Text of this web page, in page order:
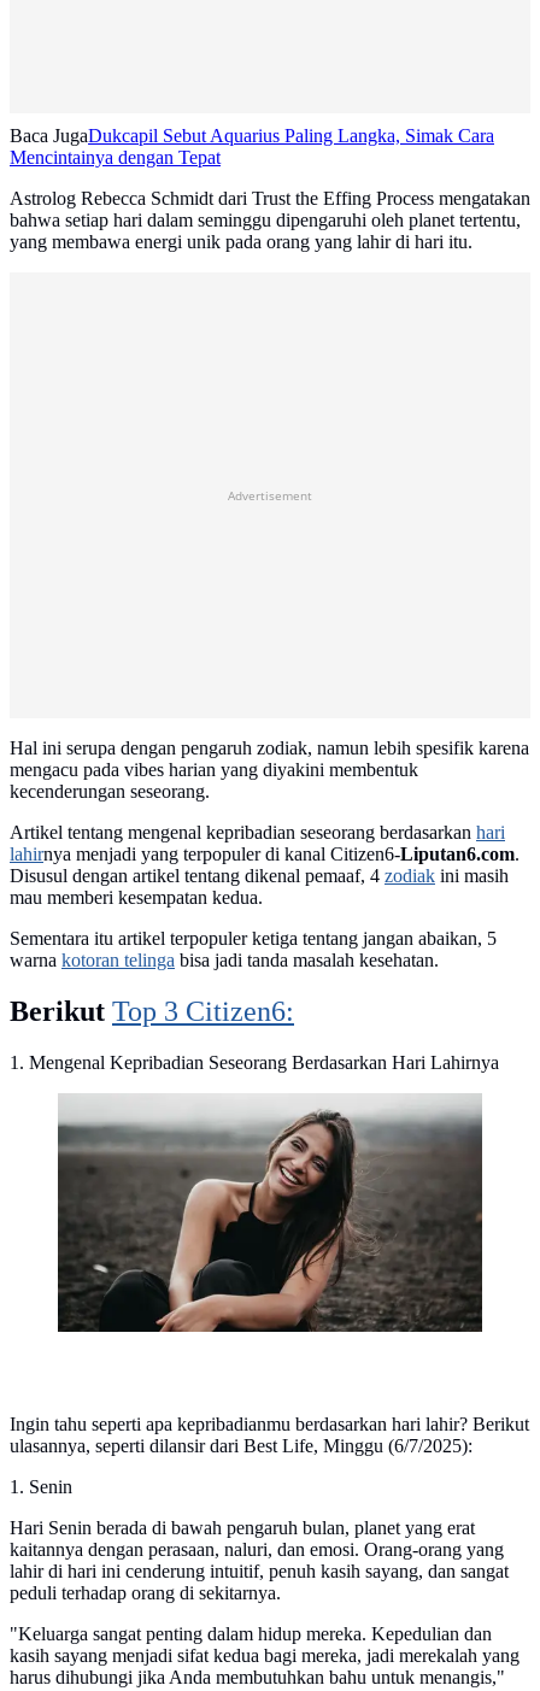
Baca JugaDukcapil Sebut Aquarius Paling Langka, Simak Cara
Mencintainya dengan Tepat
Astrolog Rebecca Schmidt dari Trust the Effing Process mengatakan
bahwa setiap hari dalam seminggu dipengaruhi oleh planet tertentu,
yang membawa energi unik pada orang yang lahir di hari itu.
Advertisement
Hal ini serupa dengan pengaruh zodiak, namun lebih spesifik karena
mengacu pada vibes harian yang diyakini membentuk
kecenderungan seseorang.
Artikel tentang mengenal kepribadian seseorang berdasarkan hari
lahirnya menjadi yang terpopuler di kanal Citizen6-Liputan6.com.
Disusul dengan artikel tentang dikenal pemaaf, 4 zodiak ini masih
mau memberi kesempatan kedua.
Sementara itu artikel terpopuler ketiga tentang jangan abaikan, 5
warna kotoran telinga bisa jadi tanda masalah kesehatan.
Berikut Top 3 Citizen6:
1. Mengenal Kepribadian Seseorang Berdasarkan Hari Lahirnya
Ilustrasi wanita bahagia. (Sumber: Unsplash)
Ingin tahu seperti apa kepribadianmu berdasarkan hari lahir? Berikut
ulasannya, seperti dilansir dari Best Life, Minggu (6/7/2025):
1. Senin
Hari Senin berada di bawah pengaruh bulan, planet yang erat
kaitannya dengan perasaan, naluri, dan emosi. Orang-orang yang
lahir di hari ini cenderung intuitif, penuh kasih sayang, dan sangat
peduli terhadap orang di sekitarnya.
"Keluarga sangat penting dalam hidup mereka. Kepedulian dan
kasih sayang menjadi sifat kedua bagi mereka, jadi merekalah yang
harus dihubungi jika Anda membutuhkan bahu untuk menangis,"